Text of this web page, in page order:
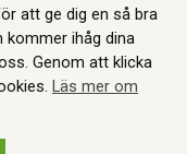
reserverade. Information
medJGL.
att ge dig en så bra
kommer ihåg dina
Genom att klicka
Läs mer om